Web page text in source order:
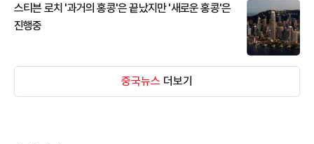
스티븐 로치 '과거의 홍콩'은 끝났지만 '새로운 홍콩'은
진행중
중국뉴스 더보기